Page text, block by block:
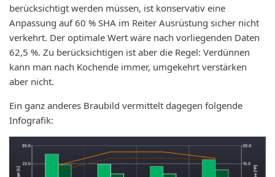
berücksichtigt werden müssen, ist konservativ eine
Anpassung auf 60 % SHA im Reiter Ausrüstung sicher nicht
verkehrt. Der optimale Wert wäre nach vorliegenden Daten
62,5 %. Zu berücksichtigen ist aber die Regel: Verdünnen
kann man nach Kochende immer, umgekehrt verstärken
aber nicht.
Ein ganz anderes Braubild vermittelt dagegen folgende
Infografik: